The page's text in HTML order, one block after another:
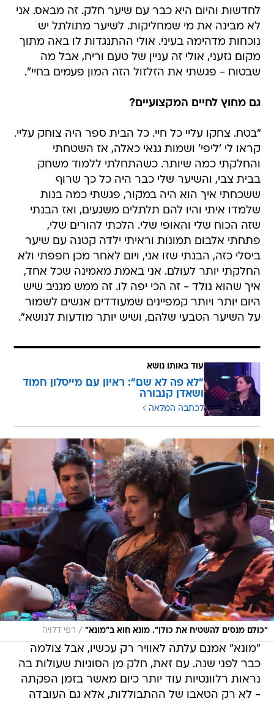
לחדשות והיום היא כבר עם שיער חלק. זה מבאס. אני
לא מבינה את מי שמחליקות. לשיער מתולתל יש
נוכחות מדהימה בעיני. אולי ההתנגדות לו באה מתוך
מקום גזעני, אולי זה עניין של טעם וריח, אבל מה
שבטוח - פגשתי את הזלזול הזה המון פעמים בחיי".
גם מחוץ לחיים המקצועיים?
"בטח. צחקו עליי כל חיי. כל הבית ספר היה צוחק עליי.
קראו לי 'ליפי' ושמות גנאי כאלה, אז השטחתי
והחלקתי כמה שיותר. כשהתחלתי ללמוד משחק
בבית צבי, והשיער שלי כבר היה כל כך שרוף
ששכחתי איך הוא היה במקור, פגשתי כמה בנות
שלמדו איתי והיו להם תלתלים משגעים, ואז הבנתי
שזה הכוח שלי והאופי שלי. הלכתי להורים שלי,
פתחתי אלבום תמונות וראיתי ילדה קטנה עם שיער
ביסלי כזה, הבנתי שזו אני, ויום לאחר מכן חפפתי ולא
החלקתי יותר לעולם. אני באמת מאמינה שכל אחד,
איך שהוא נולד - זה הכי יפה לו. זה ממש מגניב שיש
היום יותר ויותר קמפיינים שמעודדים אנשים לשמור
על השיער הטבעי שלהם, ושיש יותר מודעות לנושא".
עוד באותו נושא
"לא פה לא שם": ראיון עם מייסלון חמוד
ושאדן קנבורה
לכתבה המלאה
"כולם מנסים להשטיח את כולן". מונא חוא ב"מונא" / רפי דלויה
"מונא" אמנם עלתה לאוויר רק עכשיו, אבל צולמה
כבר לפני שנה. עם זאת, חלק מן הסוגיות שעולות בה
נראות רלוונטיות עוד יותר כיום מאשר בזמן הפקתה
- לא רק הטאבו של ההתבוללות, אלא גם העובדה